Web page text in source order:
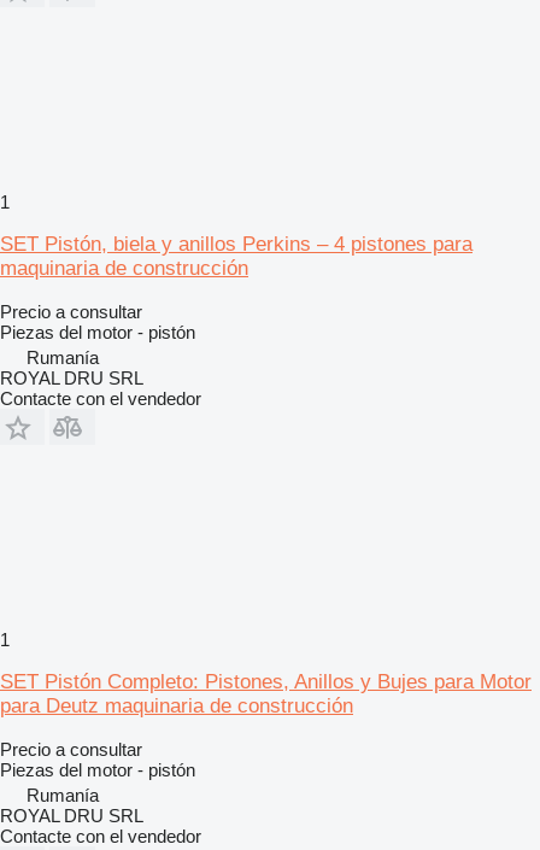
1
SET Pistón, biela y anillos Perkins – 4 pistones para
maquinaria de construcción
Precio a consultar
Piezas del motor - pistón
Rumanía
ROYAL DRU SRL
Contacte con el vendedor
1
SET Pistón Completo: Pistones, Anillos y Bujes para Motor
para Deutz maquinaria de construcción
Precio a consultar
Piezas del motor - pistón
Rumanía
ROYAL DRU SRL
Contacte con el vendedor